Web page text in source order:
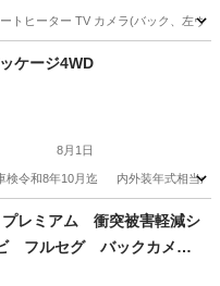
トヒーター TV カメラ(バック、左ヴ
ンダー
ケージ4WD
8月1日
検令和8年10月迄 内外装年式相当か
レミアム 衝突被害軽減シ
フルセグ バックカメ
ジックプレイヤー接続